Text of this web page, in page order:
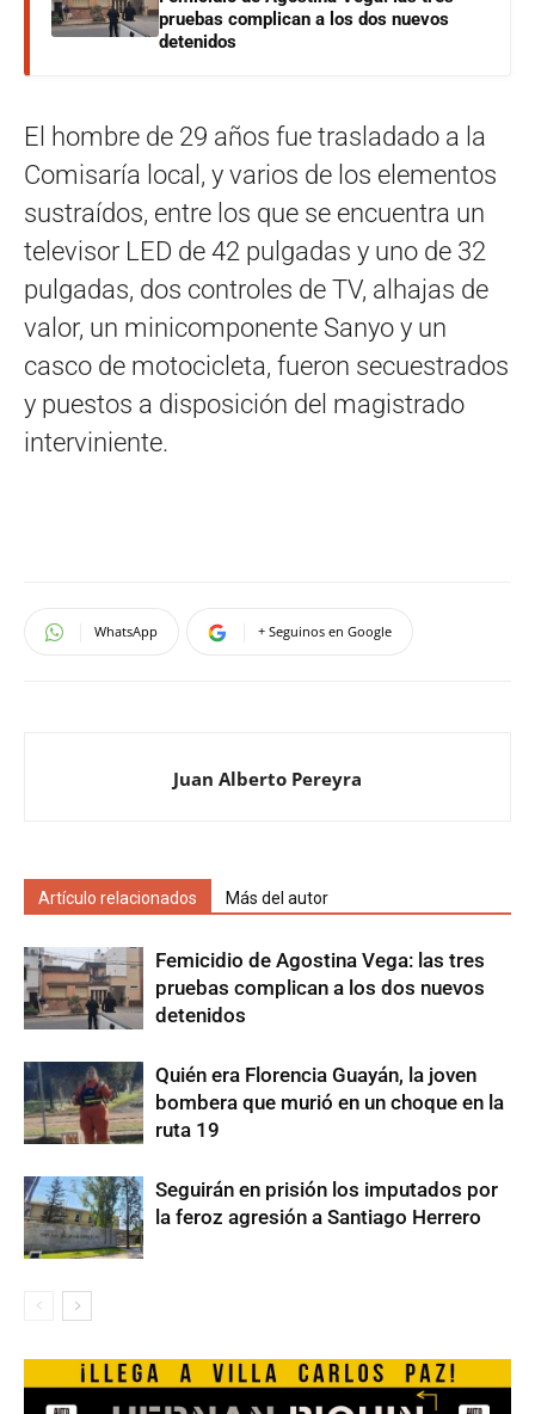
pruebas complican a los dos nuevos
detenidos
El hombre de 29 años fue trasladado a la
Comisaría local, y varios de los elementos
sustraídos, entre los que se encuentra un
televisor LED de 42 pulgadas y uno de 32
pulgadas, dos controles de TV, alhajas de
valor, un minicomponente Sanyo y un
casco de motocicleta, fueron secuestrados
y puestos a disposición del magistrado
interviniente.
WhatsApp + Seguinos en Google
Juan Alberto Pereyra
Artículo relacionados Más del autor
Femicidio de Agostina Vega: las tres
pruebas complican a los dos nuevos
detenidos
Quién era Florencia Guayán, la joven
bombera que murió en un choque en la
ruta 19
Seguirán en prisión los imputados por
la feroz agresión a Santiago Herrero